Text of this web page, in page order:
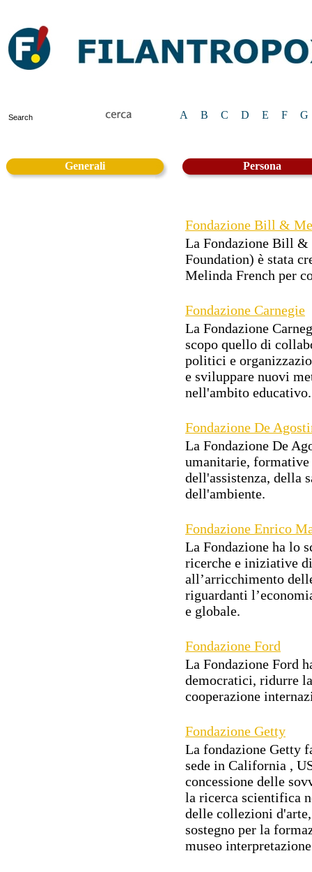
A B C D E F G
Generali Persona
Fondazione Bill &
La Fondazione Bill
Foundation) è stata
Melinda French per
Fondazione Carnegie
La Fondazione
scopo quello di
politici e
e sviluppare nuovi
nell'ambito educativo.
Fondazione De
La Fondazione De
umanitarie, formative
dell'assistenza, della
dell'ambiente.
Fondazione Enrico
La Fondazione ha lo
ricerche e iniziative
all’arricchimento
riguardanti
e globale.
Fondazione Ford
La Fondazione Ford
democratici, ridurre
cooperazione
Fondazione Getty
La fondazione Getty
sede in California ,
concessione delle
la ricerca scientifica
delle collezioni
sostegno per la
museo